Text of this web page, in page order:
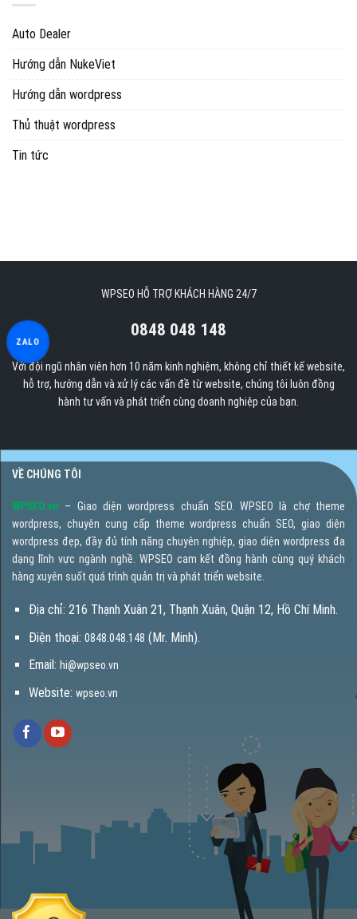
Auto Dealer
Hướng dẫn NukeViet
Hướng dẫn wordpress
Thủ thuật wordpress
Tin tức
WPSEO HỖ TRỢ KHÁCH HÀNG 24/7
0848 048 148
Với đội ngũ nhân viên hơn 10 năm kinh nghiệm, không chỉ thiết kế website,
hỗ trợ, hướng dẫn và xử lý các vấn đề từ website, chúng tôi luôn đồng
hành tư vấn và phát triển cùng doanh nghiệp của bạn.
VỀ CHÚNG TÔI
WPSEO.vn – Giao diện wordpress chuẩn SEO. WPSEO là chợ theme
wordpress, chuyên cung cấp theme wordpress chuẩn SEO, giao diện
wordpress đẹp, đầy đủ tính năng chuyên nghiệp, giao diện wordpress đa
dạng lĩnh vực ngành nghề. WPSEO cam kết đồng hành cùng quý khách
hàng xuyên suốt quá trình quản trị và phát triển website.
Địa chỉ: 216 Thạnh Xuân 21, Thạnh Xuân, Quận 12, Hồ Chí Minh.
Điện thoại: 0848.048.148 (Mr. Minh).
Email: hi@wpseo.vn
Website: wpseo.vn
ZALO